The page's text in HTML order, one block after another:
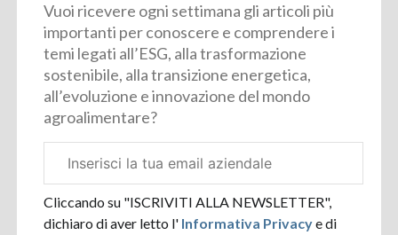
Vuoi ricevere ogni settimana gli articoli più
importanti per conoscere e comprendere i
temi legati all’ESG, alla trasformazione
sostenibile, alla transizione energetica,
all’evoluzione e innovazione del mondo
agroalimentare?
aziendale
Cliccando su "ISCRIVITI ALLA NEWSLETTER",
dichiaro di aver letto l' Informativa Privacye di